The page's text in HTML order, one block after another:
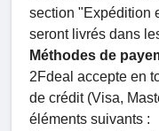
section "Expédition
seront livrés dans
Méthodes de
2Fdeal accepte en
de crédit (Visa,
éléments suivants :